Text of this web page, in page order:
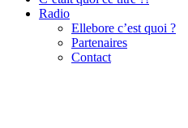
Radio
Ellebore c’est quoi ?
Partenaires
Contact